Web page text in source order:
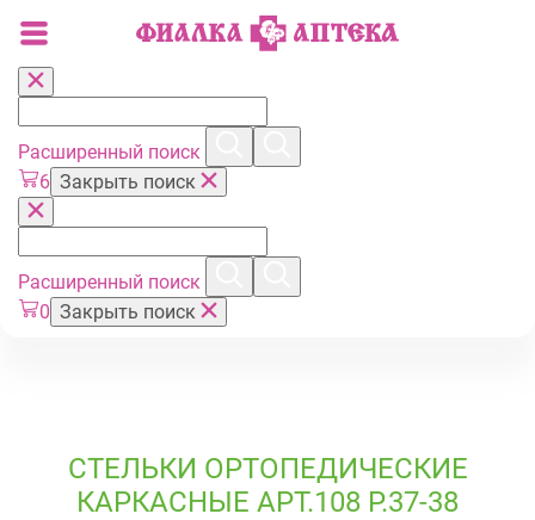
Расширенный поиск
6 Закрыть поиск
Расширенный поиск
0 Закрыть поиск
СТЕЛЬКИ ОРТОПЕДИЧЕСКИЕ
КАРКАСНЫЕ АРТ.108 Р.37-38